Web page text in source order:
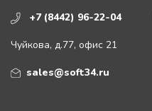
+7 (8442) 96-22-04
Чуйкова, д.77, офис 21
sales@soft34.ru